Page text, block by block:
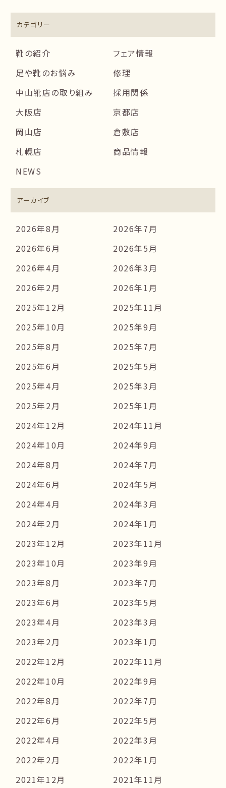
カテゴリー
靴の紹介
フェア情報
足や靴のお悩み
修理
中山靴店の取り組み
採用関係
大阪店
京都店
岡山店
倉敷店
札幌店
商品情報
NEWS
アーカイブ
2026年8月
2026年7月
2026年6月
2026年5月
2026年4月
2026年3月
2026年2月
2026年1月
2025年12月
2025年11月
2025年10月
2025年9月
2025年8月
2025年7月
2025年6月
2025年5月
2025年4月
2025年3月
2025年2月
2025年1月
2024年12月
2024年11月
2024年10月
2024年9月
2024年8月
2024年7月
2024年6月
2024年5月
2024年4月
2024年3月
2024年2月
2024年1月
2023年12月
2023年11月
2023年10月
2023年9月
2023年8月
2023年7月
2023年6月
2023年5月
2023年4月
2023年3月
2023年2月
2023年1月
2022年12月
2022年11月
2022年10月
2022年9月
2022年8月
2022年7月
2022年6月
2022年5月
2022年4月
2022年3月
2022年2月
2022年1月
2021年12月
2021年11月